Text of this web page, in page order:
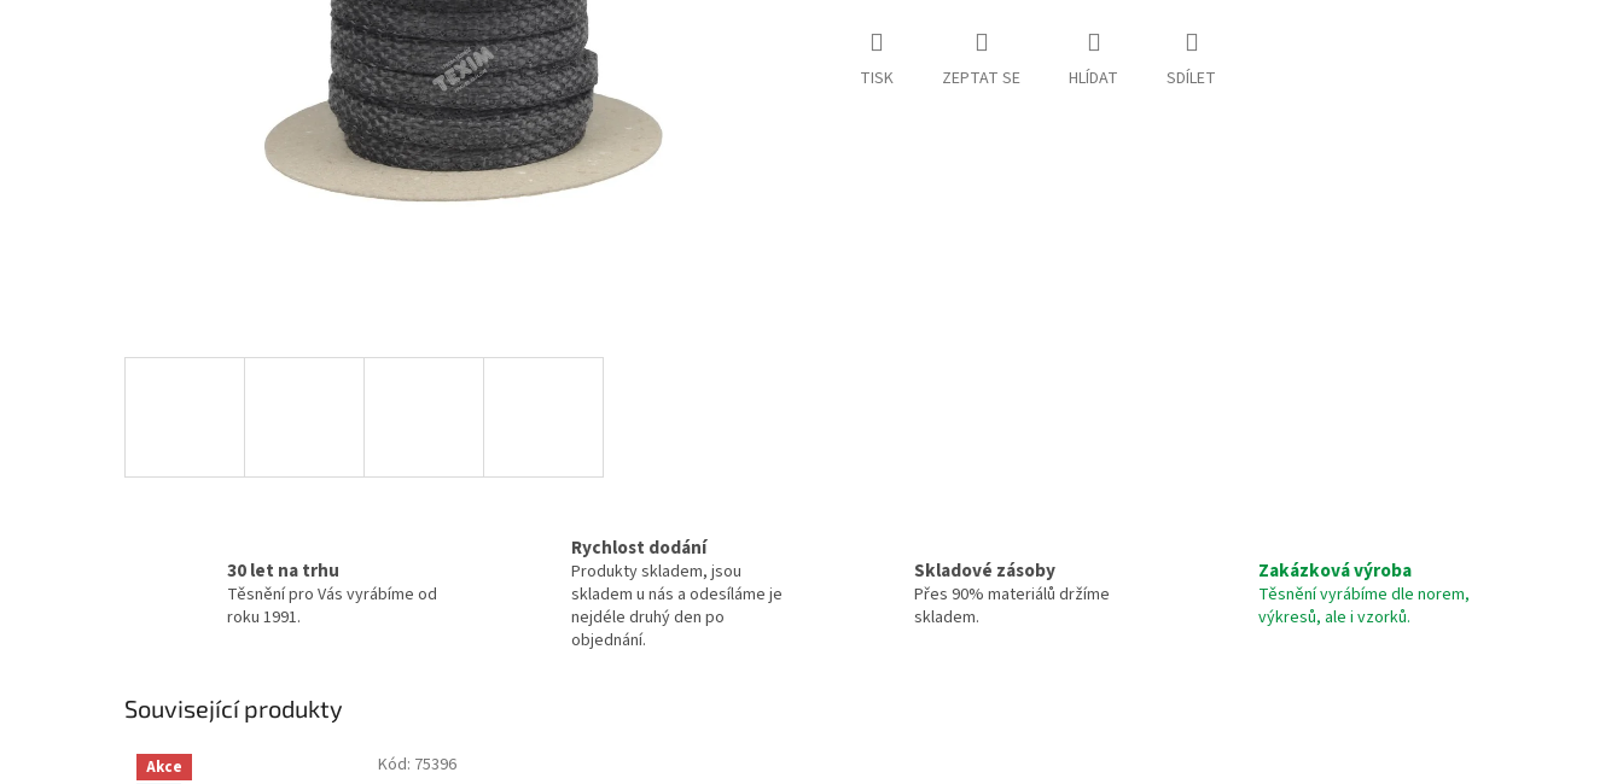
TISK ZEPTAT SE HLÍDAT SDÍLET
30 let na trhu
Těsnění pro Vás vyrábíme od
roku 1991.
Rychlost dodání
Produkty skladem, jsou
skladem u nás a odesíláme je
nejdéle druhý den po
objednání.
Skladové zásoby
Přes 90% materiálů držíme
skladem.
Zakázková výroba
Těsnění vyrábíme dle norem,
výkresů, ale i vzorků.
Související produkty
Akce
Kód: 75396